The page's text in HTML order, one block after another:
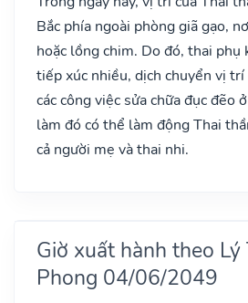
Bắc phía ngoài phòng giã gạo,
hoặc lồng chim. Do đó, thai
tiếp xúc nhiều, dịch chuyển vị
các công việc sửa chữa đục đẽo
làm đó có thể làm động Thai
cả người mẹ và thai nhi.
Giờ xuất hành theo Lý
Phong 04/06/2049